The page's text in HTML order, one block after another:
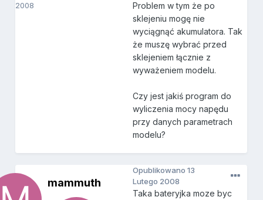
2008
Problem w tym że po
sklejeniu mogę nie
wyciągnąć akumulatora. Tak
że muszę wybrać przed
sklejeniem łącznie z
wyważeniem modelu.
Czy jest jakiś program do
wyliczenia mocy napędu
przy danych parametrach
modelu?
mammuth
Opublikowano13
Lutego 2008
Taka bateryjka moze byc